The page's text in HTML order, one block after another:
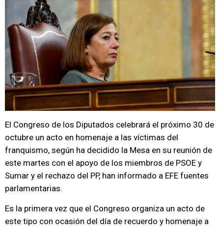
El Congreso de los Diputados celebrará el próximo 30 de
octubre un acto en homenaje a las víctimas del
franquismo, según ha decidido la Mesa en su reunión de
este martes con el apoyo de los miembros de PSOE y
Sumar y el rechazo del PP, han informado a EFE fuentes
parlamentarias.
Es la primera vez que el Congreso organiza un acto de
este tipo con ocasión del día de recuerdo y homenaje a